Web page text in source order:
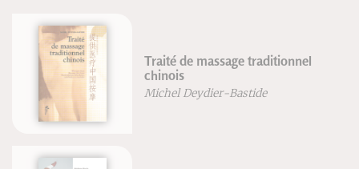
Traité de massage traditionnel
chinois
Michel Deydier-Bastide